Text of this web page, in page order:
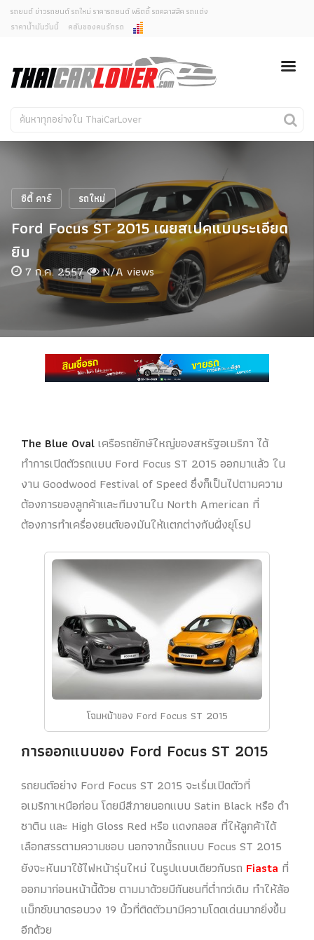
ยกเลิกการแจ้งเตือน
คุณต้องการยกเลิกการแจ้งเตือนข่าวสารเมื่อมีการอัพเดต
ใช่หรือไม่?
ไม่
รถยนต์ ข่าวรถยนต์ รถใหม่ ราคารถยนต์ พริตตี้ รถคลาสสิค รถแต่ง
ราคาน้ำมันวันนี้
คลับของคนรักรถ
รถใหม่
คนรักรถ
รถแต่ง
งานแสดงรถ
Car In The Movie
สเปคราคา รถยนต์
ซิตี้ คาร์ รถใหม่
Ford Focus ST 2015 เผยสเปคแบบระเอียด
ยิบ
7 ก.ค. 2557 N/A views
The Blue Ovalเครือรถยักษ์ใหญ่ของสหรัฐอเมริกา ได้
ทำการเปิดตัวรถแบบ Ford Focus ST 2015 ออกมาแล้ว ใน
งาน Goodwood Festival of Speed ซึ่งก็เป็นไปตามความ
ต้องการของลูกค้าและทีมงานใน North American ที่
ต้องการทำเครื่องยนต์ของมันให้แตกต่างกับฝั่งยุโรป
โฉมหน้าของ Ford Focus ST 2015
การออกแบบของ Ford Focus ST 2015
รถยนต์อย่าง Ford Focus ST 2015 จะเริ่มเปิดตัวที่
อเมริกาเหนือก่อน โดยมีสีภายนอกแบบ Satin Black หรือ ดำ
ซาติน และ High Gloss Red หรือ แดงกลอส ที่ให้ลูกค้าได้
เลือกสรรตามความชอบ นอกจากนี้รถแบบ Focus ST 2015
ยังจะหันมาใช้ไฟหน้ารุ่นใหม่ ในรูปแบบเดียวกับรถ Fiasta ที่
ออกมาก่อนหน้านี้ด้วย ตามมาด้วยมีกันชนที่ต่ำกว่เดิม ทำให้ล้อ
แม็กซ์ขนาดรอบวง 19 นิ้วที่ติดตัวมามีความโดดเด่นมากยิ่งขึ้น
อีกด้วย